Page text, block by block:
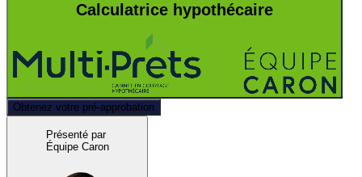
Calculatrice hypothécaire
Obtenez votre pré-approbation
Présenté par
Équipe Caron